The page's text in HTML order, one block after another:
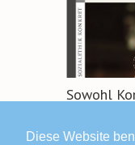
Diese Website
Sowohl